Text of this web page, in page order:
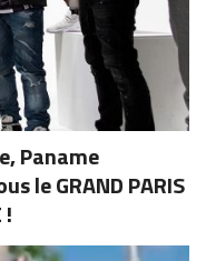
Paname
le GRAND PARIS
!